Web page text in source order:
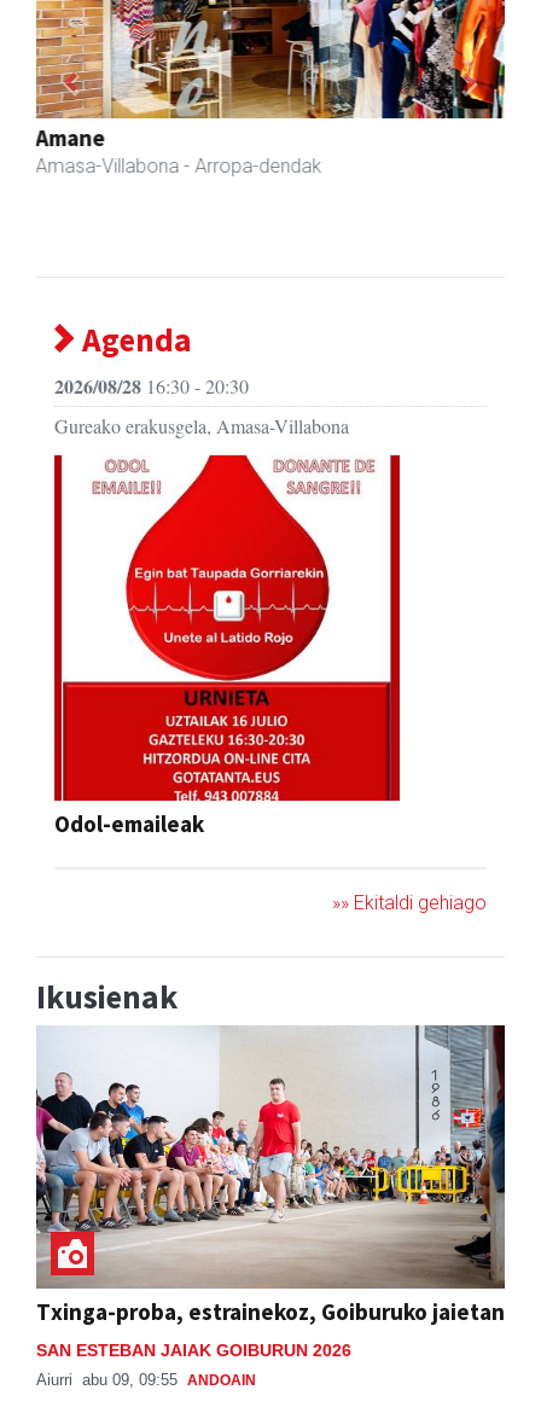
Arindu fisioterapia eta osteopatia
Amasa-Villabona - Fisioterapia
Previous Next
Agenda
2026/08/28 16:30 - 20:30
Gureako erakusgela, Amasa-Villabona
Odol-emaileak
»» Ekitaldi gehiago
Ikusienak
Txinga-proba, estrainekoz, Goiburuko jaietan
SAN ESTEBAN JAIAK GOIBURUN 2026
Aiurri abu 09, 09:55 ANDOAIN